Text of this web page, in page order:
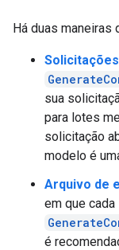
Há duas maneiras
sua
para lotes
solicitação
modelo é
Arquivo de
em que
é